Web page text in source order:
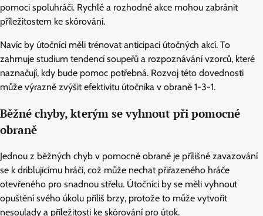
pomoci spoluhráči. Rychlé a rozhodné akce mohou zabránit
příležitostem ke skórování.
Navíc by útočníci měli trénovat anticipaci útočných akcí. To
zahrnuje studium tendencí soupeřů a rozpoznávání vzorců, které
naznačují, kdy bude pomoc potřebná. Rozvoj této dovednosti
může výrazně zvýšit efektivitu útočníka v obraně 1-3-1.
Běžné chyby, kterým se vyhnout při pomocné
obraně
Jednou z běžných chyb v pomocné obraně je přílišné zavazování
se k driblujícímu hráči, což může nechat přiřazeného hráče
otevřeného pro snadnou střelu. Útočníci by se měli vyhnout
opuštění svého úkolu příliš brzy, protože to může vytvořit
nesoulady a příležitosti ke skórování pro útok.